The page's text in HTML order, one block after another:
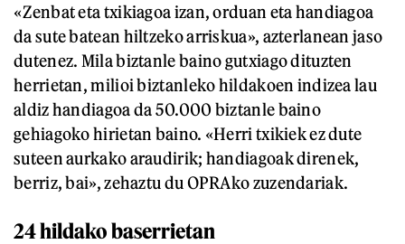
«Zenbat eta txikiagoa izan, orduan eta handiagoa
da sute batean hiltzeko arriskua», azterlanean jaso
dutenez. Mila biztanle baino gutxiago dituzten
herrietan, milioi biztanleko hildakoen indizea lau
aldiz handiagoa da 50.000 biztanle baino
gehiagoko hirietan baino. «Herri txikiek ez dute
suteen aurkako araudirik; handiagoak direnek,
berriz, bai», zehaztu du OPRAko zuzendariak.
24 hildako baserrietan